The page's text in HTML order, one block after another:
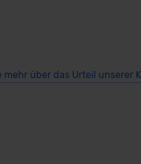
mehr über das Urteil unserer